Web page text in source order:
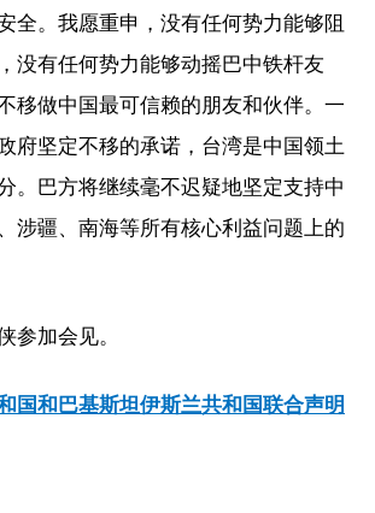
全。我愿重申，没有任何势力能够阻
没有任何势力能够动摇巴中铁杆友
移做中国最可信赖的朋友和伙伴。一
府坚定不移的承诺，台湾是中国领土
。巴方将继续毫不迟疑地坚定支持中
涉疆、南海等所有核心利益问题上的
参加会见。
国和巴基斯坦伊斯兰共和国联合声明